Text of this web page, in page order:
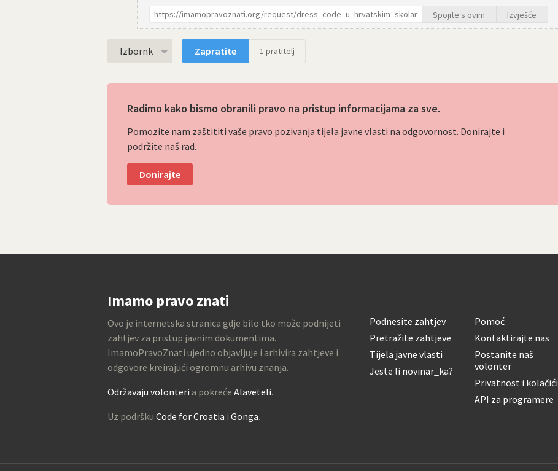
Spojite s ovim Izvješće
Izbornk Zapratite 1 pratitelj
Radimo kako bismo obranili pravo na pristup informacijama za sve.
Pomozite nam zaštititi vaše pravo pozivanja tijela javne vlasti na odgovornost. Donirajte i
podržite naš rad.
Donirajte
Imamo pravo znati
Ovo je internetska stranica gdje bilo tko može podnijeti
zahtjev za pristup javnim dokumentima.
ImamoPravoZnati ujedno objavljuje i arhivira zahtjeve i
odgovore kreirajući ogromnu arhivu znanja.
Održavaju volonteri a pokreće Alaveteli.
Uz podršku Code for Croatia i Gonga.
Podnesite zahtjev
Pretražite zahtjeve
Tijela javne vlasti
Jeste li novinar_ka?
Pomoć
Kontaktirajte nas
Postanite naš
volonter
Privatnost i kolačići
API za programere